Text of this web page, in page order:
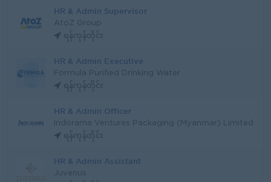
HR & Admin Supervisor
AtoZ Group
ရန်ကုန်တိုင်း
HR & Admin Executive
Formula Purified Drinking Water
ရန်ကုန်တိုင်း
HR & Admin Officer
Indorama Ventures Packaging (Myanmar) Limited
ရန်ကုန်တိုင်း
HR & Admin Assistant
Juvenus